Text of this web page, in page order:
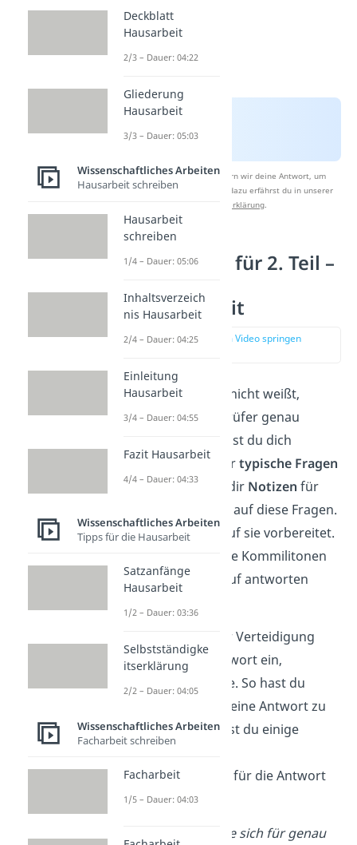
Nach Beantwortung speichern wir deine Antwort, um
Studyflix zu verbessern. Mehr dazu erfährst du in unserer
Datenschutzerklärung
Vorbereitung für 2. Teil –
Bachelorarbeit
zur Stelle im Video springen
Auch wenn du noch nicht weißt,
welche Fragen die Prüfer genau
stellen werden, kannst du dich
dennoch auf ein paartypische Fragen
vorbereiten. Mache dir Notizen für
mögliche Antworten auf diese Fragen.
So bist du bestens auf sie vorbereitet.
Du kannst auch deine Kommilitonen
fragen, was sie darauf antworten
Fällt dir während der Verteidigung
nicht direkt eine Antwort ein,
wiederhole
die Frage. So hast du
etwas mehr Zeit, dir eine Antwort zu
überlegen. Hier siehst du einige
Formulierungshilfen für die Antwort
darauf:
Warum haben Sie sich für genau
Deckblatt
Hausarbeit
2/3 – Dauer: 04:22
Gliederung
Hausarbeit
3/3 – Dauer: 05:03
Wissenschaftliches Arbeiten
Hausarbeit schreiben
Hausarbeit
schreiben
1/4 – Dauer: 05:06
Inhaltsverzeich
nis Hausarbeit
2/4 – Dauer: 04:25
Einleitung
Hausarbeit
3/4 – Dauer: 04:55
Fazit Hausarbeit
4/4 – Dauer: 04:33
Wissenschaftliches Arbeiten
Tipps für die Hausarbeit
Satzanfänge
Hausarbeit
1/2 – Dauer: 03:36
Selbstständigke
itserklärung
2/2 – Dauer: 04:05
Wissenschaftliches Arbeiten
Facharbeit schreiben
Facharbeit
1/5 – Dauer: 04:03